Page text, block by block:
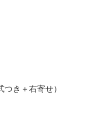
き＋右寄せ）